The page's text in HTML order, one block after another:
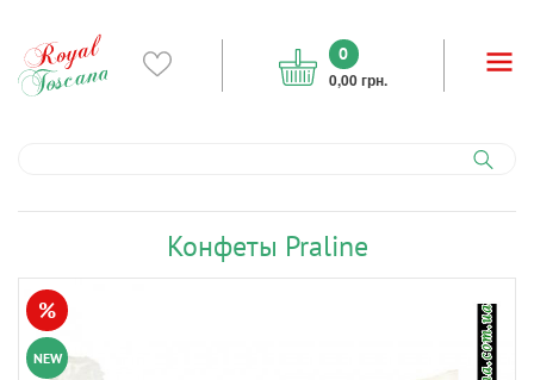
0
0,00 грн.
Конфеты Praline
NEW
%